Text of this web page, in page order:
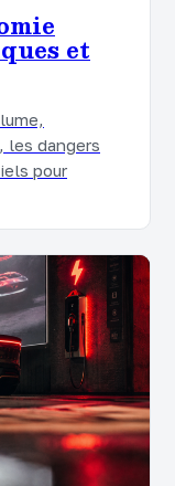
et
les dangers
pour